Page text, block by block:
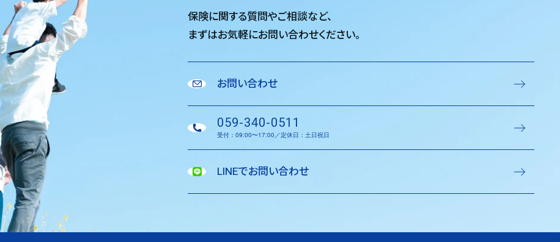
保険に関する質問やご相談など、
まずはお気軽にお問い合わせください。
お問い合わせ
059-340-0511
受付：09:00〜17:00／定休日：土日祝日
LINEでお問い合わせ